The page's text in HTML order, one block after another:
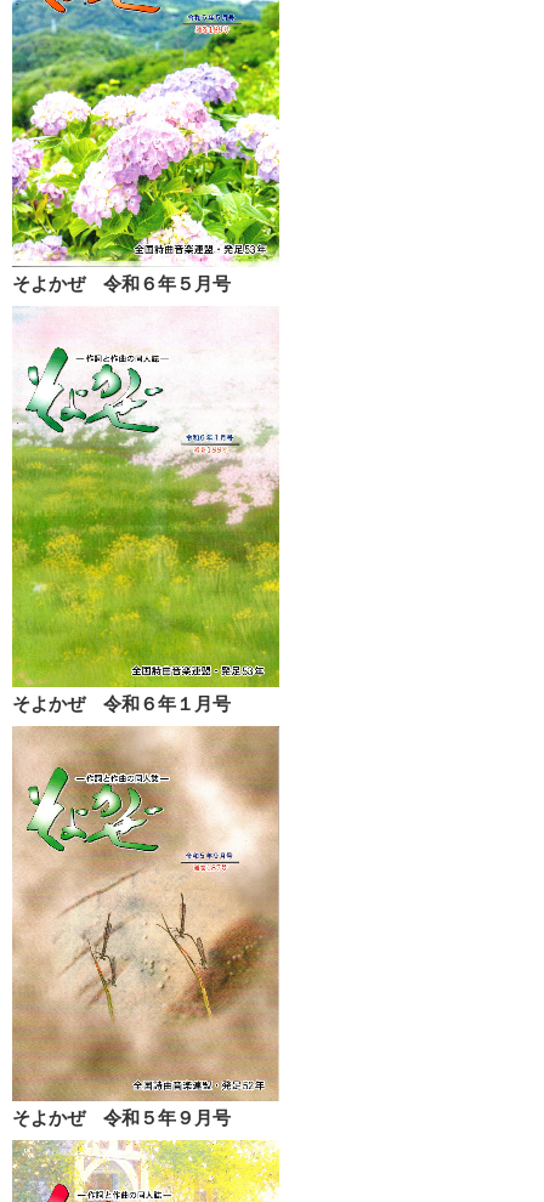
そよかぜ 令和６年５月号
そよかぜ 令和６年１月号
そよかぜ 令和５年９月号